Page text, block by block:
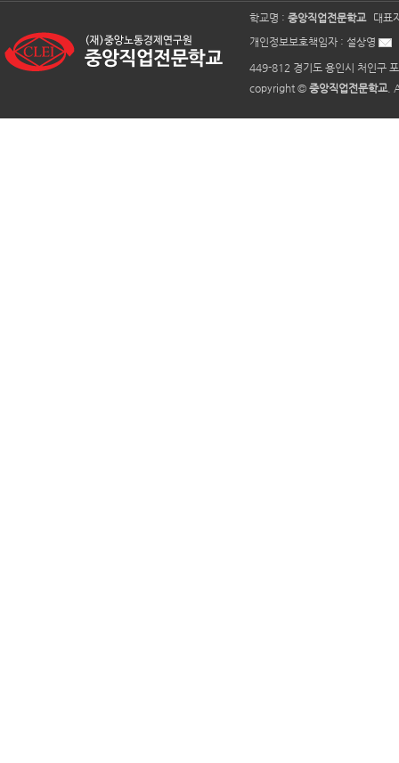
학교명 : 중앙직업전문학교
대표
개인정보보호책임자 : 설상영
449-812 경기도 용인시 처인구
copyright © 중앙직업전문학교.